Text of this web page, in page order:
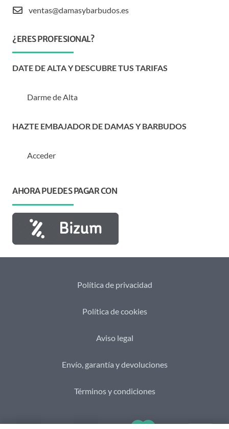
ventas@damasybarbudos.es
¿ERES PROFESIONAL?
DATE DE ALTA Y DESCUBRE TUS TARIFAS
Darme de Alta
HAZTE EMBAJADOR DE DAMAS Y BARBUDOS
Acceder
AHORA PUEDES PAGAR CON
Política de privacidad
Política de cookies
Aviso legal
Envío, garantía y devoluciones
Términos y condiciones